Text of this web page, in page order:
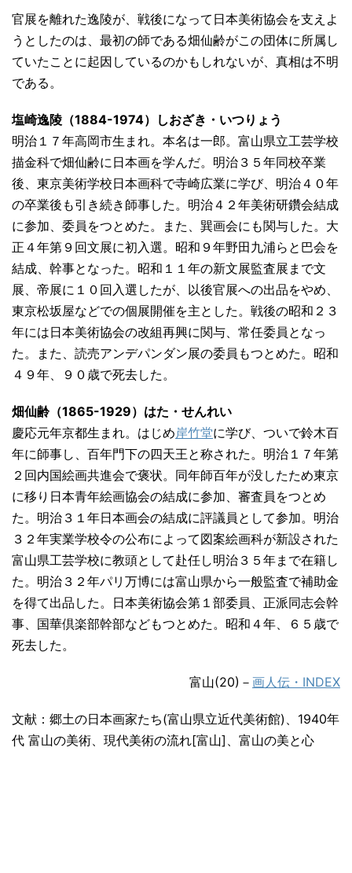
官展を離れた逸陵が、戦後になって日本美術協会を支えよ
うとしたのは、最初の師である畑仙齢がこの団体に所属し
ていたことに起因しているのかもしれないが、真相は不明
である。
塩崎逸陵（1884-1974）しおざき・いつりょう
明治１７年高岡市生まれ。本名は一郎。富山県立工芸学校
描金科で畑仙齢に日本画を学んだ。明治３５年同校卒業
後、東京美術学校日本画科で寺崎広業に学び、明治４０年
の卒業後も引き続き師事した。明治４２年美術研鑽会結成
に参加、委員をつとめた。また、巽画会にも関与した。大
正４年第９回文展に初入選。昭和９年野田九浦らと巴会を
結成、幹事となった。昭和１１年の新文展監査展まで文
展、帝展に１０回入選したが、以後官展への出品をやめ、
東京松坂屋などでの個展開催を主とした。戦後の昭和２３
年には日本美術協会の改組再興に関与、常任委員となっ
た。また、読売アンデパンダン展の委員もつとめた。昭和
４９年、９０歳で死去した。
畑仙齢（1865-1929）はた・せんれい
慶応元年京都生まれ。はじめ岸竹堂に学び、ついで鈴木百
年に師事し、百年門下の四天王と称された。明治１７年第
２回内国絵画共進会で褒状。同年師百年が没したため東京
に移り日本青年絵画協会の結成に参加、審査員をつとめ
た。明治３１年日本画会の結成に評議員として参加。明治
３２年実業学校令の公布によって図案絵画科が新設された
富山県工芸学校に教頭として赴任し明治３５年まで在籍し
た。明治３２年パリ万博には富山県から一般監査で補助金
を得て出品した。日本美術協会第１部委員、正派同志会幹
事、国華倶楽部幹部などもつとめた。昭和４年、６５歳で
死去した。
富山(20)－ 画人伝・INDEX
文献：郷土の日本画家たち(富山県立近代美術館)、1940年
代 富山の美術、現代美術の流れ[富山]、富山の美と心